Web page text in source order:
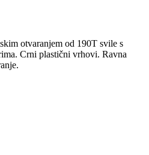
otvaranjem od 190T svile s
Crni plastični vrhovi. Ravna